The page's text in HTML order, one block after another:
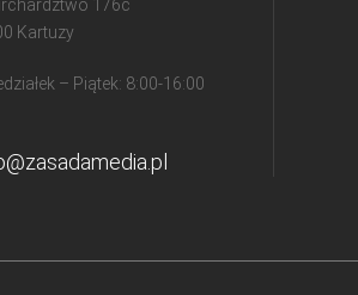
176c
Kartuzy
– Piątek: 8:00-16:00